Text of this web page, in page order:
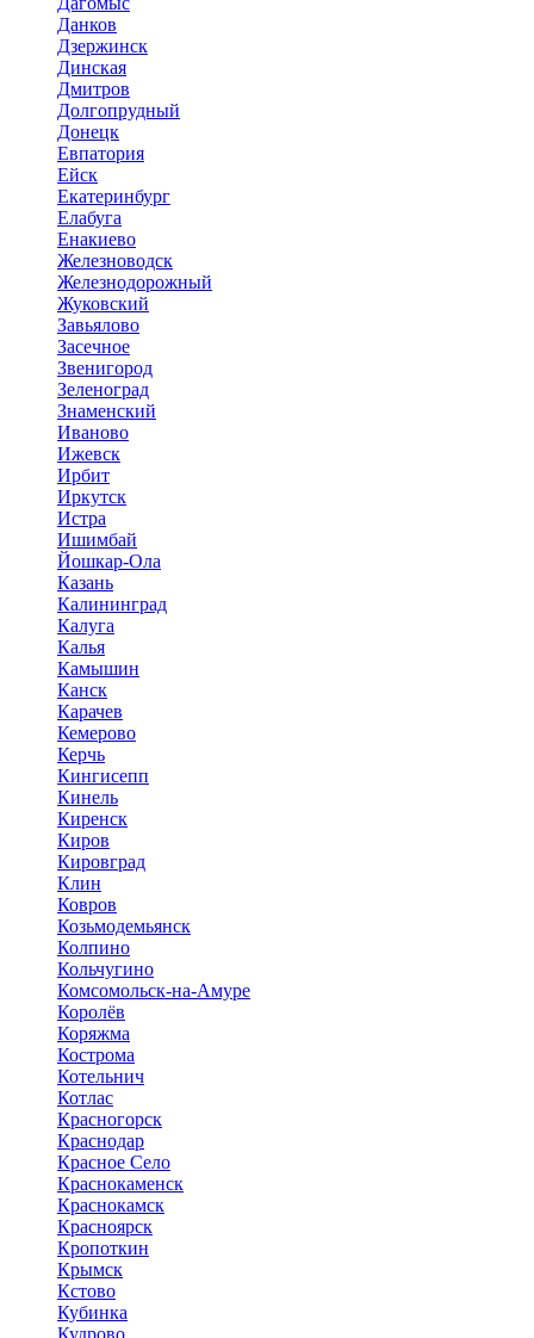
Данков
Дзержинск
Динская
Дмитров
Долгопрудный
Донецк
Евпатория
Ейск
Екатеринбург
Елабуга
Енакиево
Железноводск
Железнодорожный
Жуковский
Завьялово
Засечное
Звенигород
Зеленоград
Знаменский
Иваново
Ижевск
Ирбит
Иркутск
Истра
Ишимбай
Йошкар-Ола
Казань
Калининград
Калуга
Калья
Камышин
Канск
Карачев
Кемерово
Керчь
Кингисепп
Кинель
Киренск
Киров
Кировград
Клин
Ковров
Козьмодемьянск
Колпино
Кольчугино
Комсомольск-на-Амуре
Королёв
Коряжма
Кострома
Котельнич
Котлас
Красногорск
Краснодар
Красное Село
Краснокаменск
Краснокамск
Красноярск
Кропоткин
Крымск
Кстово
Кубинка
Кудрово